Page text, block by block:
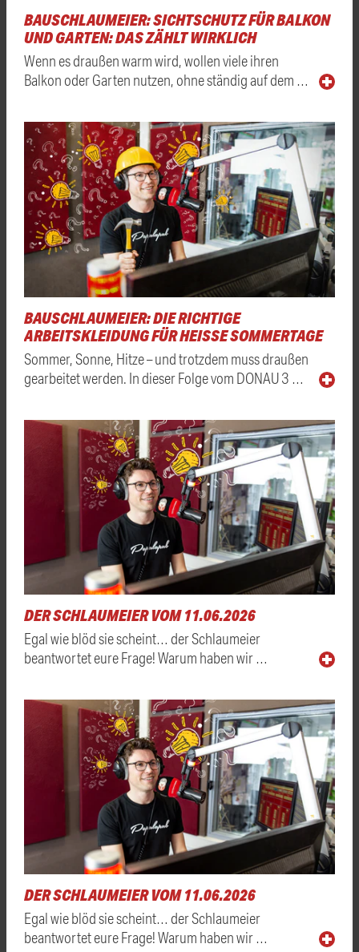
BAUSCHLAUMEIER: SICHTSCHUTZ FÜR BALKON
UND GARTEN: DAS ZÄHLT WIRKLICH
Wenn es draußen warm wird, wollen viele ihren
Balkon oder Garten nutzen, ohne ständig auf dem …
BAUSCHLAUMEIER: DIE RICHTIGE
ARBEITSKLEIDUNG FÜR HEISSE SOMMERTAGE
Sommer, Sonne, Hitze – und trotzdem muss draußen
gearbeitet werden. In dieser Folge vom DONAU 3 …
DER SCHLAUMEIER VOM 11.06.2026
Egal wie blöd sie scheint… der Schlaumeier
beantwortet eure Frage! Warum haben wir …
DER SCHLAUMEIER VOM 11.06.2026
Egal wie blöd sie scheint… der Schlaumeier
beantwortet eure Frage! Warum haben wir …